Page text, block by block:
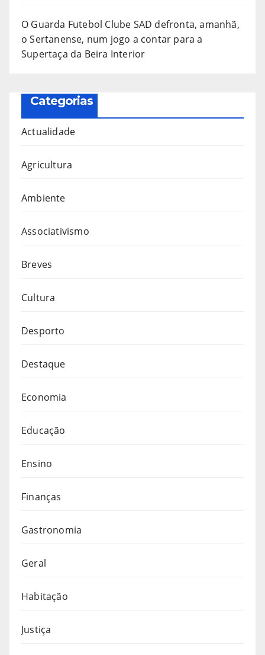
O Guarda Futebol Clube SAD defronta, amanhã,
o Sertanense, num jogo a contar para a
Supertaça da Beira Interior
Categorias
Actualidade
Agricultura
Ambiente
Associativismo
Breves
Cultura
Desporto
Destaque
Economia
Educação
Ensino
Finanças
Gastronomia
Geral
Habitação
Justiça